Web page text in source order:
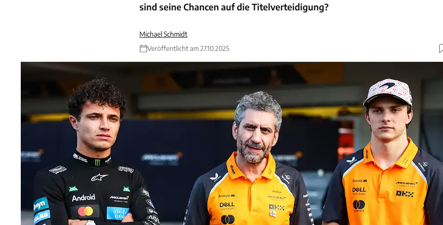
sind seine Chancen auf die Titelverteidigung?
Michael Schmidt
Veröffentlicht am 27.10.2025